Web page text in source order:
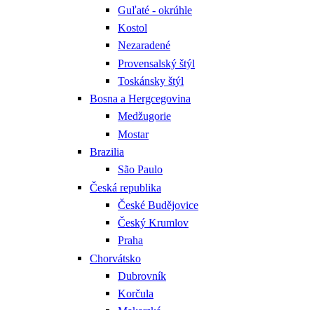
Guľaté - okrúhle
Kostol
Nezaradené
Provensalský štýl
Toskánsky štýl
Bosna a Hergcegovina
Medžugorie
Mostar
Brazilia
São Paulo
Česká republika
České Budějovice
Český Krumlov
Praha
Chorvátsko
Dubrovník
Korčula